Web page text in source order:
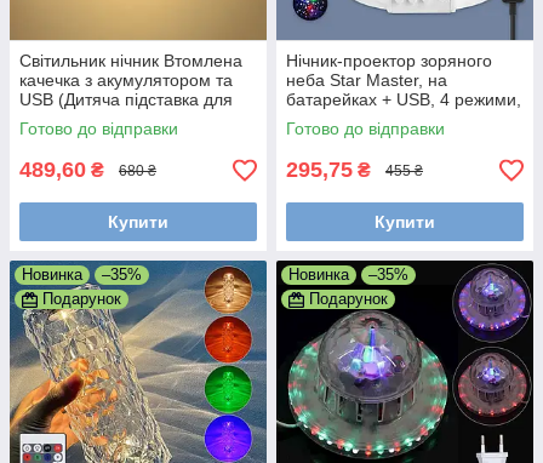
Світильник нічник Втомлена
качечка з акумулятором та
USB (Дитяча підставка для
телефону)
Готово до відправки
489,60 ₴ 680 ₴
Купити
Нічник-проектор зоряного
неба Star Master, на
батарейках + USB, 4 режими,
Мультиколор
Готово до відправки
295,75 ₴ 455 ₴
Купити
Новинка
–35%
Подарунок
Новинка
–35%
Подарунок